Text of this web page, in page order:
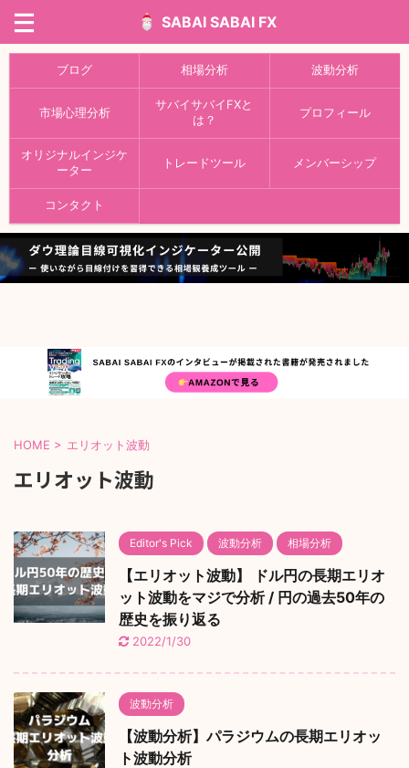
SABAI SABAI FX
ブログ 相場分析 波動分析
市場心理分析
サバイサバイFXと
は？
プロフィール
オリジナルインジケ
ーター
トレードツール メンバーシップ
コンタクト
HOME > エリオット波動
エリオット波動
Editor's Pick 波動分析 相場分析
【エリオット波動】 ドル円の長期エリオ
ット波動をマジで分析 / 円の過去50年の
歴史を振り返る
2022/1/30
波動分析
【波動分析】パラジウムの長期エリオッ
ト波動分析